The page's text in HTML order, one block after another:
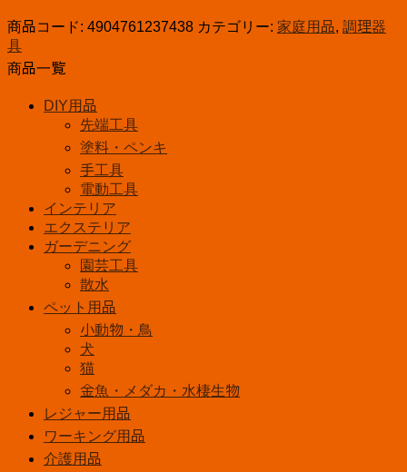
商品コード: 4904761237438 カテゴリー: 家庭用品, 調理器
具
商品一覧
DIY用品
先端工具
塗料・ペンキ
手工具
電動工具
インテリア
エクステリア
ガーデニング
園芸工具
散水
ペット用品
小動物・鳥
犬
猫
金魚・メダカ・水棲生物
レジャー用品
ワーキング用品
介護用品